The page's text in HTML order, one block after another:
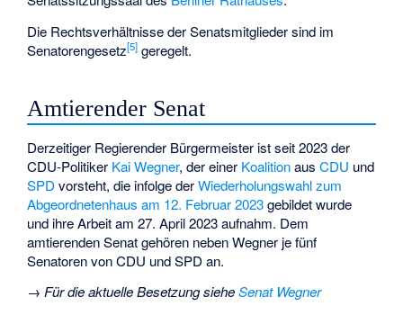
Die Rechtsverhältnisse der Senatsmitglieder sind im
Senatorengesetz[5] geregelt.
Amtierender Senat
Derzeitiger Regierender Bürgermeister ist seit 2023 der
CDU-Politiker Kai Wegner, der einer KoalitionausCDU und
SPD vorsteht, die infolge derWiederholungswahl zum
Abgeordnetenhaus am 12. Februar 2023gebildet wurde
und ihre Arbeit am 27. April 2023 aufnahm. Dem
amtierenden Senat gehören neben Wegner je fünf
Senatoren von CDU und SPD an.
→ Für die aktuelle Besetzung sieheSenat Wegner